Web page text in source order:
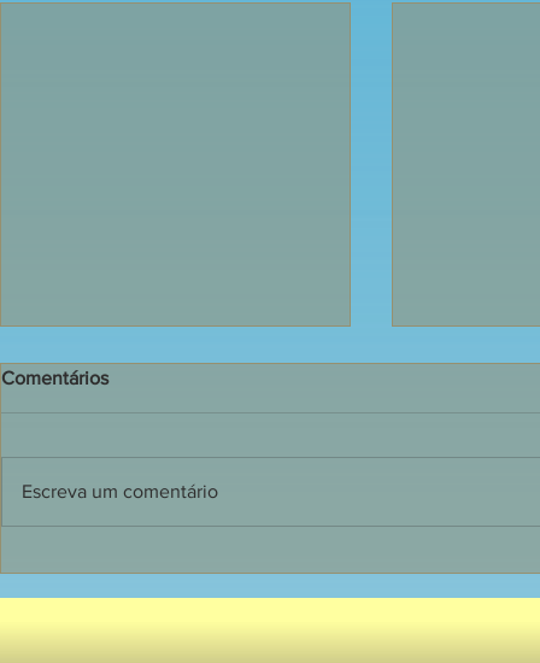
Comentários
Escreva um comentário